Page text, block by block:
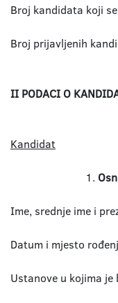
Broj kandidata koji
Broj prijavljenih
II PODACI O
Kandidat
1.
Ime, srednje ime i
Datum i mjesto
Ustanove u kojima